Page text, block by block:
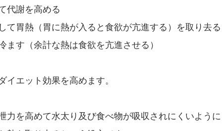
代謝を高める
て胃熱（胃に熱が入ると食欲が亢進する）を取り去る
す（余計な熱は食欲を亢進させる）
イエット効果を高めます。
力を高めて水太り及び食べ物が吸収されにくいよう